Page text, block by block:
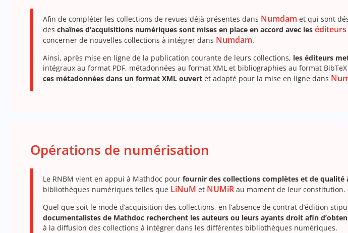
Afin de compléter les collections de revues déjà présentes dans Numdam et qui sont
des chaînes d’acquisitions numériques sont mises en place en accord avec les
concerner de nouvelles collections à intégrer dans Numdam.
Ainsi, après mise en ligne de la publication courante de leurs collections, les éditeurs
intégraux au format PDF, métadonnées au format XML et bibliographies au format
ces métadonnées dans un format XML ouvert et adapté pour la mise en ligne dans
Opérations de numérisation
Le RNBM vient en appui à Mathdoc pour fournir des collections complètes et de qualité
bibliothèques numériques telles que LiNuM et NUMiR au moment de leur constitution.
Quel que soit le mode d’acquisition des collections, en l’absence de contrat d’édition
documentalistes de Mathdoc recherchent les auteurs ou leurs ayants droit afin
à la diffusion des collections à intégrer dans les différentes bibliothèques numériques.